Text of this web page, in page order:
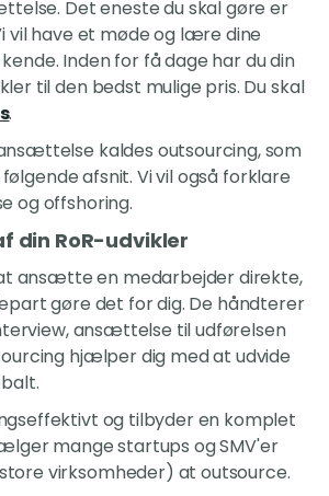
Det eneste du skal gøre er
vil have et møde og lære dine
Inden for få dage har du din
til den bedst mulige pris. Du skal
.
kaldes outsourcing, som
afsnit. Vi vil også forklare
og offshoring.
din RoR-udvikler
ansætte en medarbejder direkte,
gøre det for dig. De håndterer
ansættelse til udførelsen
hjælper dig med at udvide
og tilbyder en komplet
mange startups og SMV'er
virksomheder) at outsource.